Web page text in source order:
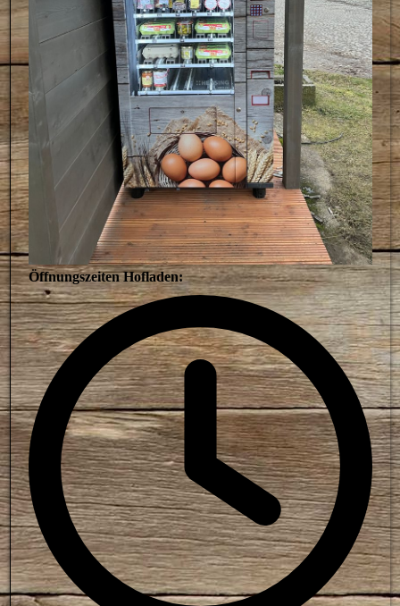
Öffnungszeiten Hofladen: